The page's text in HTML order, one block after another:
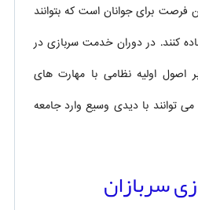
فرصت برای جوانان است که بتوانند
کنند. در دوران خدمت سربازی در
اصول اولیه نظامی با مهارت های
توانند با دیدی وسیع وارد جامعه
سربازان